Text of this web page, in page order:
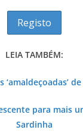
LEIA TAMBÉM:
‘amaldeçoadas’
para mais
Sardinha